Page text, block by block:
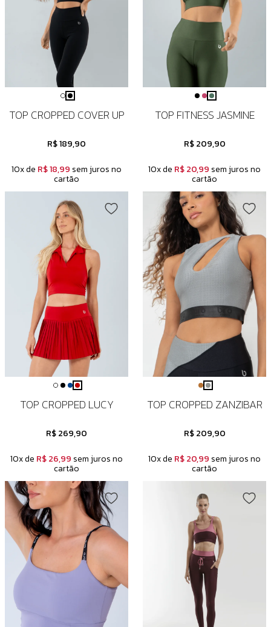
TOP CROPPED COVER UP
R$ 189,90
10x de R$ 18,99 sem juros no
cartão
TOP FITNESS JASMINE
R$ 209,90
10x de R$ 20,99 sem juros no
cartão
TOP CROPPED LUCY
R$ 269,90
10x de R$ 26,99 sem juros no
cartão
TOP CROPPED ZANZIBAR
R$ 209,90
10x de R$ 20,99 sem juros no
cartão